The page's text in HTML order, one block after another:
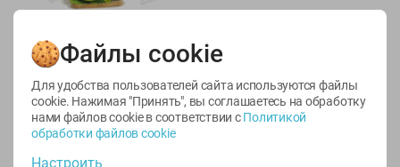
2.29 руб./шт
Шпинатный 250г
Файлы cookie
Для удобства пользователей сайта используются файлы
cookie. Нажимая "Принять", вы соглашаетесь на обработку
нами файлов cookie в соответствии с Политикой
обработки файлов cookie
Настроить